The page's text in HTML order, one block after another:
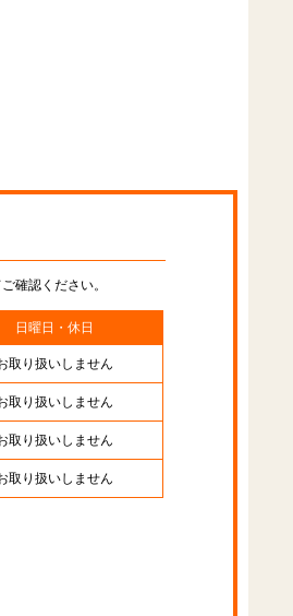
確認ください。
日曜日・休日
取り扱いしません
取り扱いしません
取り扱いしません
取り扱いしません